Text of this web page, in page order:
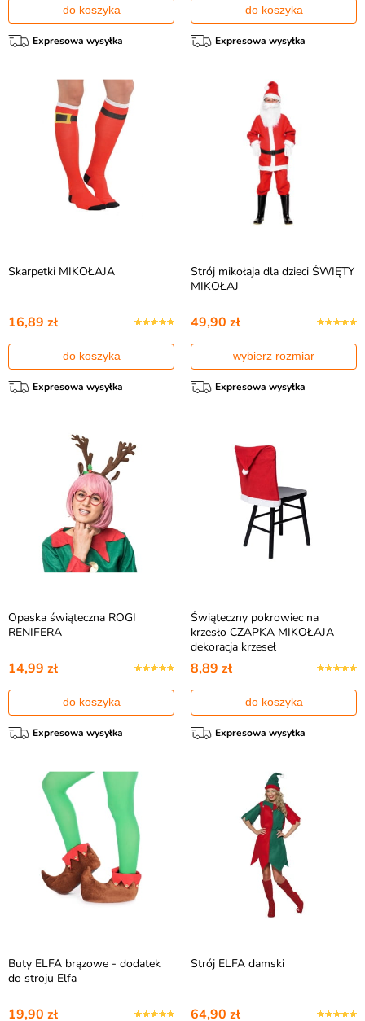
do koszyka
Expresowa wysyłka
do koszyka
Expresowa wysyłka
Skarpetki MIKOŁAJA
16,89 zł
do koszyka
Expresowa wysyłka
Strój mikołaja dla dzieci ŚWIĘTY
MIKOŁAJ
49,90 zł
wybierz rozmiar
Expresowa wysyłka
Opaska świąteczna ROGI
RENIFERA
14,99 zł
do koszyka
Expresowa wysyłka
Świąteczny pokrowiec na
krzesło CZAPKA MIKOŁAJA
dekoracja krzeseł
8,89 zł
do koszyka
Expresowa wysyłka
Buty ELFA brązowe - dodatek
do stroju Elfa
19,90 zł
Strój ELFA damski
64,90 zł